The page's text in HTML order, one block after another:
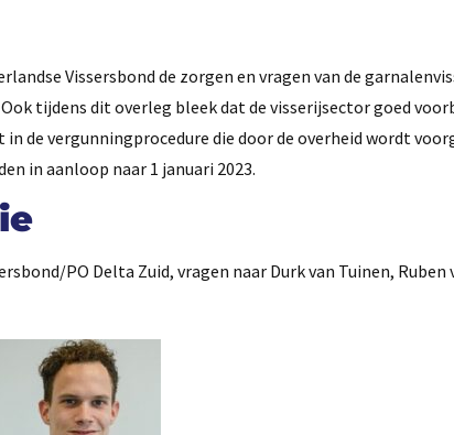
Vissersbond de zorgen en vragen van de
tijdens dit overleg bleek dat de visserijsector goed
de vergunningprocedure die door de overheid wordt
in aanloop naar 1 januari 2023.
PO Delta Zuid, vragen naar Durk van Tuinen, Ruben